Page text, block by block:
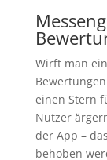
Wirft man
einen Stern
Nutzer
der App –
behoben